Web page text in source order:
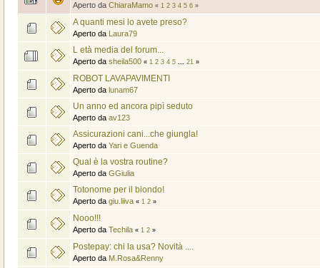
Aperto da ChiaraMamo « 1 2 3 4 5 6»
A quanti mesi lo avete preso?
Aperto da Laura79
L età media del forum...
Aperto da sheila500 « 1 2 3 4 5 21 »
ROBOT LAVAPAVIMENTI
Aperto da lunam67
Un anno ed ancora pipì seduto
Aperto da av123
Assicurazioni cani...che giungla!
Aperto da Yari e Guenda
Qual è la vostra routine?
Aperto da GGiulia
Totonome per il biondo!
Aperto da giu.liiva « 1 2»
Nooo!!!
Aperto da Techila « 1 2»
Postepay: chi la usa? Novità ....
Aperto da M.Rosa&Renny